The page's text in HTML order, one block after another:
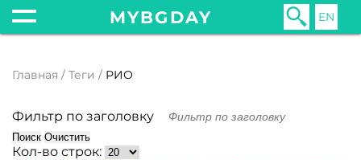
MYBGDAY EN
Главная Теги РИО
Фильтр по заголовку
Поиск Очистить
Кол-во строк: